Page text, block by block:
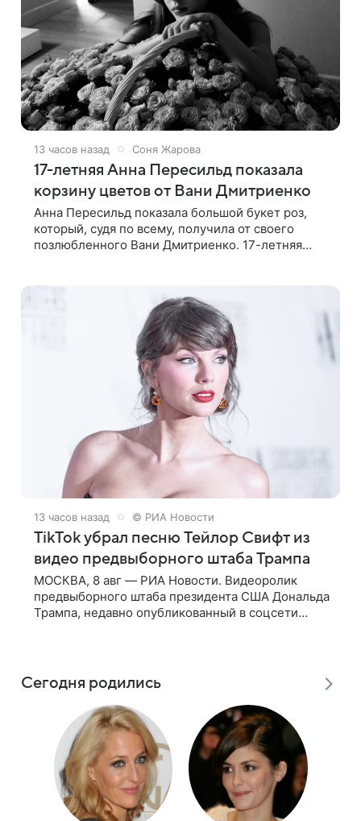
13 часов назад Соня Жарова
17-летняя Анна Пересильд показала
корзину цветов от Вани Дмитриенко
Анна Пересильд показала большой букет роз,
который, судя по всему, получилa от своего
позлюбленного Вани Дмитриенко. 17-летняя
13 часов назад © РИА Новости
TikTok убрал песню Тейлор Свифт из
видео предвыборного штаба Трампа
МОСКВА, 8 авг — РИА Новости. Видеоролик
предвыборного штаба президента США Дональда
Трампа, недавно опубликованный в соцсети
Сегодня родились